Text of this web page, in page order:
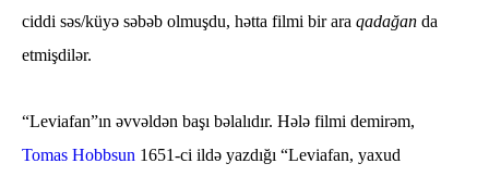
ciddi səs/küyə səbəb olmuşdu, hətta filmi bir ara qadağan da
etmişdilər.
“Leviafan”ın əvvəldən başı bəlalıdır. Hələ filmi demirəm,
Tomas Hobbsun 1651-ci ildə yazdığı “Leviafan, yaxud